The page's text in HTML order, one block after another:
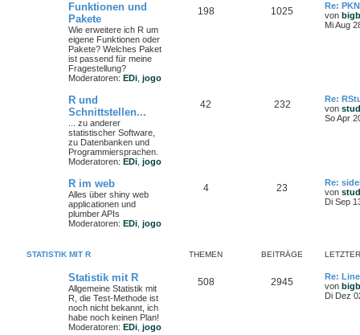
Funktionen und
Pakete
Wie erweitere ich R um
eigene Funktionen oder
Pakete? Welches Paket
ist passend für meine
Fragestellung?
Moderatoren: EDi jogo
198 1025
Re:
von
Mi Aug
R und
Schnittstellen...
... zu anderer
statistischer Software,
zu Datenbanken und
Programmiersprachen.
Moderatoren: EDi jogo
42 232
Re:
von
So Apr
R im web
Alles über shiny web
applicationen und
plumber APIs
Moderatoren: EDi jogo
4 23
Re:
von
Di Sep
STATISTIK MIT R THEMEN BEITRÄGE
Statistik mit R
Allgemeine Statistik mit
R, die Test-Methode ist
noch nicht bekannt, ich
habe noch keinen Plan!
Moderatoren: EDi jogo
508 2945
Re:
von
Di Dez